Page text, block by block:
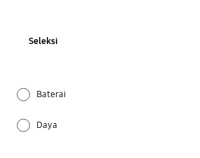
Seleksi
Baterai
Daya